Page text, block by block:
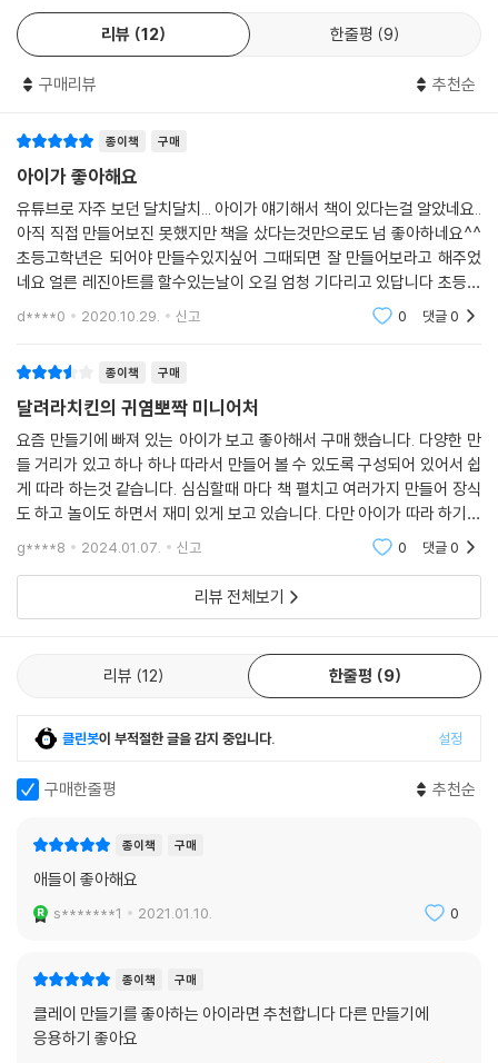
■ 조금만 바꾸면 전혀 다른 작품이?!
만들기 방법을 아주 조금만 바꾸면 전혀 다른 미니어처가 되는 방법! 그 비
가 되거나. 캣 타워가 새집이 된다거나. 시리얼이 멋진 아이스크림이 된다
수 있답니다. 이를 응용하면 여러분이 만든 미니어처를 무궁무진하게 바꿔
볼 수 있어요.
리뷰 12 한줄평 9
구매리뷰 추천순
종이책 구매
아이가 좋아해요
유튜브로 자주 보던 달치달치... 아이가 얘기해서 책이 있다는걸 알았네요..
아직 직접 만들어보진 못했지만 책을 샀다는것만으로도 넘 좋아하네요^^
초등고학년은 되어야 만들수있지싶어 그때되면 잘 만들어보라고 해주었
네요 얼른 레진아트를 할수있는날이 오길 엄청 기다리고 있답니다 초등저
학년이 할수있는 미니어쳐만들기 책도 나오면 좋겠어요 앞으로 더욱많은
d****0 2020.10.29. 신고 0 댓글0
종이책 구매
달려라치킨의 귀염뽀짝 미니어처
요즘 만들기에 빠져 있는 아이가 보고 좋아해서 구매 했습니다. 다양한 만
들 거리가 있고 하나 하나 따라서 만들어 볼 수 있도록 구성되어 있어서 쉽
게 따라 하는것 같습니다. 심심할때 마다 책 펼치고 여러가지 만들어 장식
도 하고 놀이도 하면서 재미 있게 보고 있습니다. 다만 아이가 따라 하기에
는 조금 어려운 부분이 있어 너무 작게 만들어 진 부분은 힘들어 하네요..
좀더 크게
g****8 2024.01.07. 신고 0 댓글0
리뷰 전체보기
리뷰 12 한줄평 9
클린봇이 부적절한 글을 감지 중입니다. 설정
구매한줄평 추천순
종이책 구매
애들이 좋아해요
s*******1 2021.01.10. 0
종이책 구매
클레이 만들기를 좋아하는 아이라면 추천합니다 다른 만들기에
응용하기 좋아요